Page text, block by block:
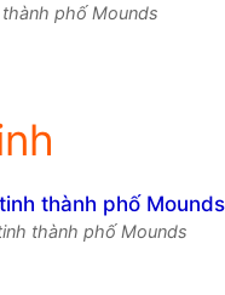
phố Mounds
thành phố Mounds